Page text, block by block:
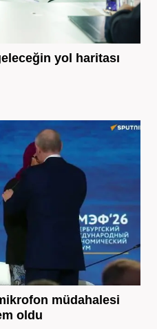
yol haritası
müdahalesi
oldu